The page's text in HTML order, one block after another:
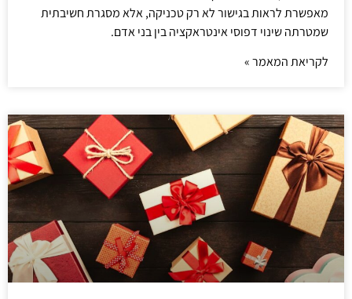
מאפשרת לראות בגישור לא רק טכניקה, אלא מסגרת חשיבתית
שמטרתה שינוי דפוסי אינטראקציה בין בני אדם.
לקריאת המאמר »